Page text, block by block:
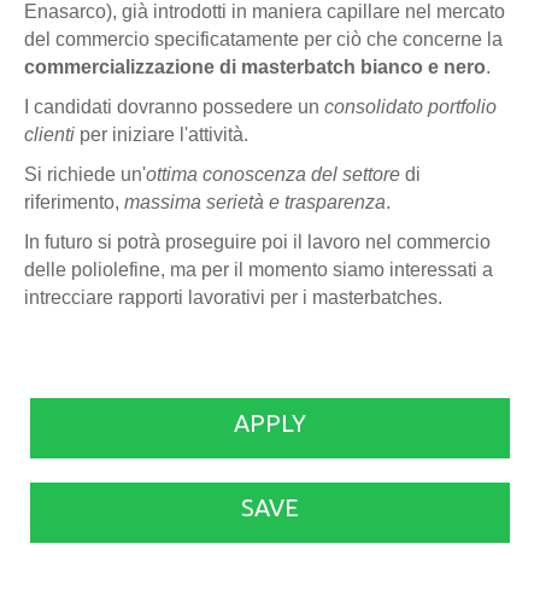
Enasarco), già introdotti in maniera capillare nel mercato
del commercio specificatamente per ciò che concerne la
commercializzazione di masterbatch bianco e nero.
I candidati dovranno possedere un consolidato portfolio
clienti per iniziare l'attività.
Si richiede un'ottima conoscenza del settore di
riferimento, massima serietà e trasparenza.
In futuro si potrà proseguire poi il lavoro nel commercio
delle poliolefine, ma per il momento siamo interessati a
intrecciare rapporti lavorativi per i masterbatches.
APPLY
SAVE